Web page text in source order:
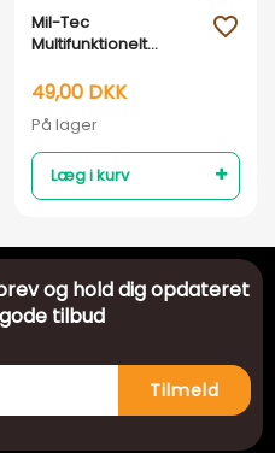
Mil-Tec
Multifunktionelt
49,00 DKK
På lager
Læg i kurv
favorite_outline
og hold dig opdateret
tilbud
Tilmeld